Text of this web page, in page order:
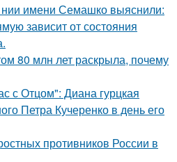
нии имени Семашко выяснили:
зависит от состояния
80 млн лет раскрыла, почему
с Отцом": Диана гурцкая
Петра Кучеренко в день его
противников России в